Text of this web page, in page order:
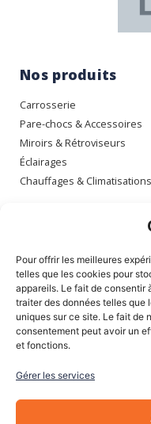
Pour offrir les meilleures
telles que les cookies pour
appareils. Le fait de consentir
traiter des données telles que
uniques sur ce site. Le fait de
consentement peut avoir un
et fonctions.
Gérer les services
Nos produits
Carrosserie
Pare-chocs & Accessoires
Miroirs & Rétroviseurs
Éclairages
Chauffages & Climatisations
Mon compte
Mes commandes
Mes adresses
Mon panier
Informations
À Propos de nous
Blog